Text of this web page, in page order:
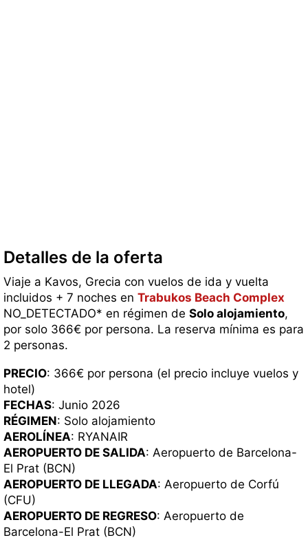
Detalles de la oferta
Viaje a Kavos, Grecia con vuelos de ida y vuelta
incluidos + 7 noches en Trabukos Beach Complex
NO_DETECTADO* en régimen de Solo alojamiento,
por solo 366€ por persona. La reserva mínima es para
2 personas.
PRECIO: 366€ por persona (el precio incluye vuelos y
hotel)
FECHAS: Junio 2026
RÉGIMEN: Solo alojamiento
AEROLÍNEA: RYANAIR
AEROPUERTO DE SALIDA: Aeropuerto de Barcelona-
El Prat (BCN)
AEROPUERTO DE LLEGADA: Aeropuerto de Corfú
(CFU)
AEROPUERTO DE REGRESO: Aeropuerto de
Barcelona-El Prat (BCN)